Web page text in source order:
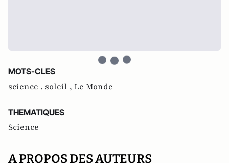
MOTS-CLES
science , soleil , Le Monde
THEMATIQUES
Science
A PROPOS DES AUTEURS